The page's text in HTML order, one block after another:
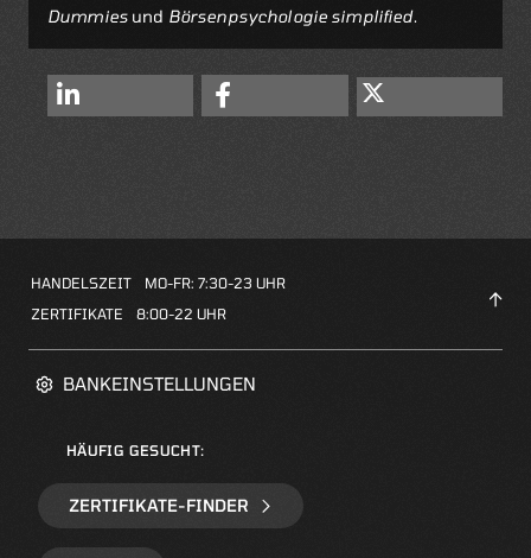
Dummiesund Börsenpsychologie simplified.
BANKEINSTELLUNGEN
HÄUFIG GESUCHT:
ZERTIFIKATE-FINDER
HANDELSZEIT
MO-FR: 7:30-23 UHR
ZERTIFIKATE
8:00-22 UHR